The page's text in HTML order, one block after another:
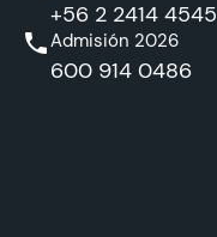
+56 2 2414 4545
Admisión 2026
600 914 0486